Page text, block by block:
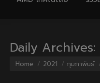
Daily Archives:
You are here:
Home 2021 กุมภาพันธ์